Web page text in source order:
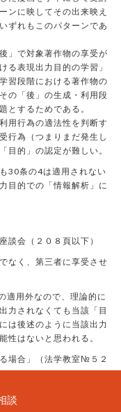
ンに映してその出来映え
ずれもこのパターンであ
」で対象著作物の享受が
る表現出力目的の学習」
習段階における著作物の
の「後」の生成・利用段
とするためである。
用行為の適法性を判断す
行為（つまりまだ発生し
目的」の認定が難しい。
30条の4は適用されない
目的での「情報解析」に
談会（２０８頁以下）
なく、第三者に享受させ
適用外なので、理論的に
力されなくても当該「目
は後述のように当該出力
性はないと思われる。
場合」（法学教室№５２
場合」（法学教室№５２
用データとしての利用が
談